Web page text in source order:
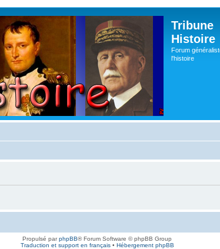
Tribune
Histoire
Forum
l'histoire
Propulsé parphpBB® Forum Software © phpBB Group
Traduction et support en français• Hébergement phpBB